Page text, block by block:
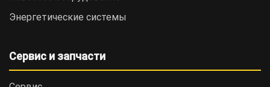
Энергетические системы
Сервис и запчасти